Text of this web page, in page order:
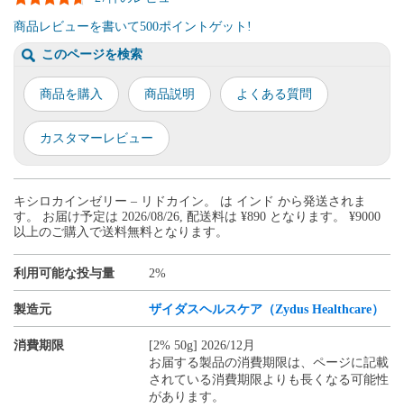
商品レビューを書いて500ポイントゲット!
このページを検索
商品を購入 商品説明 よくある質問
カスタマーレビュー
キシロカインゼリー – リドカイン。 は インド から発送されま
す。 お届け予定は 2026/08/26, 配送料は ¥890 となります。 ¥9000
以上のご購入で送料無料となります。
利用可能な投与量 2%
製造元 ザイダスヘルスケア（Zydus Healthcare）
消費期限
[2% 50g] 2026/12月
お届する製品の消費期限は、ページに記載
されている消費期限よりも長くなる可能性
があります。